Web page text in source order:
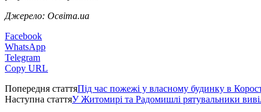
Джерело: Освіта.ua
Facebook
WhatsApp
Telegram
Copy URL
Попередня статтяПід час пожежі у власному будинку в
Наступна статтяУ Житомирі та Радомишлі рятувальники